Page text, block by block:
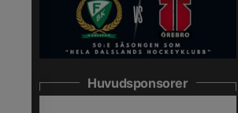
Huvudsponsorer